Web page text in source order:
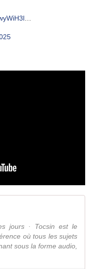
jours · Tocsin est le
où tous les sujets
sous la forme audio,